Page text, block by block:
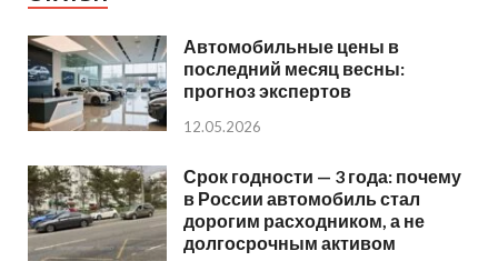
Автомобильные цены в
последний месяц весны:
прогноз экспертов
12.05.2026
Срок годности — 3 года: почему
в России автомобиль стал
дорогим расходником, а не
долгосрочным активом